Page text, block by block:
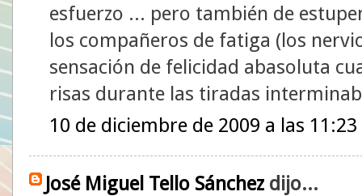
esfuerzo ... pero también de
los compañeros de fatiga (los
sensación de felicidad abasoluta
risas durante las tiradas
10 de diciembre de 2009 a las 11:23
José Miguel Tello Sánchez dijo...